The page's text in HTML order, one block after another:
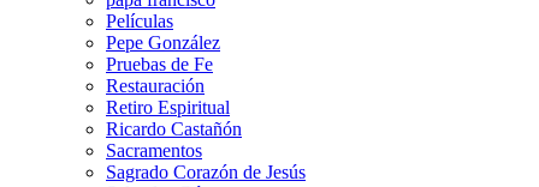
Películas
Pepe González
Pruebas de Fe
Restauración
Retiro Espiritual
Ricardo Castañón
Sacramentos
Sagrado Corazón de Jesús